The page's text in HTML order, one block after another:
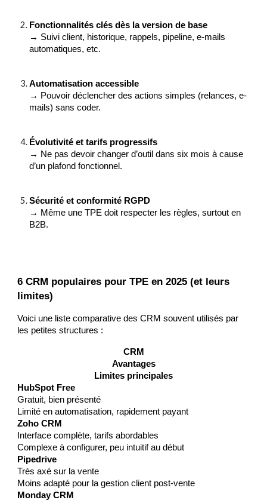
Fonctionnalités clés dès la version de base
→ Suivi client, historique, rappels, pipeline, e-mails
automatiques, etc.
Automatisation accessible
→ Pouvoir déclencher des actions simples (relances, e-
mails) sans coder.
Évolutivité et tarifs progressifs
→ Ne pas devoir changer d’outil dans six mois à cause
d’un plafond fonctionnel.
Sécurité et conformité RGPD
→ Même une TPE doit respecter les règles, surtout en
B2B.
6 CRM populaires pour TPE en 2025 (et leurs
limites)
Voici une liste comparative des CRM souvent utilisés par
les petites structures :
CRM
Avantages
Limites principales
HubSpot Free
Gratuit, bien présenté
Limité en automatisation, rapidement payant
Zoho CRM
Interface complète, tarifs abordables
Complexe à configurer, peu intuitif au début
Pipedrive
Très axé sur la vente
Moins adapté pour la gestion client post-vente
Monday CRM